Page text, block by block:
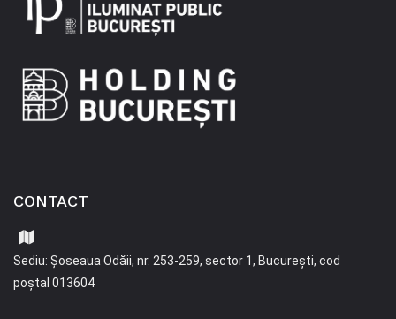
CONTACT
Sediu: Șoseaua Odăii, nr. 253-259, sector 1, București, cod
poștal 013604